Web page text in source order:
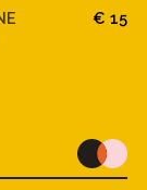
€ 15